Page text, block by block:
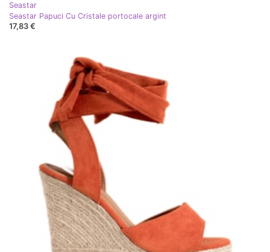
Seastar
Seastar Papuci Cu Cristale portocale argint
17,83 €